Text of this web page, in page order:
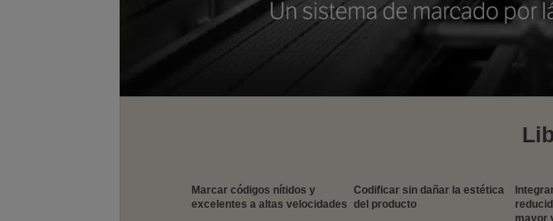
Marcar códigos nítidos y
excelentes a altas velocidades
Codificar sin dañar la estética
del producto